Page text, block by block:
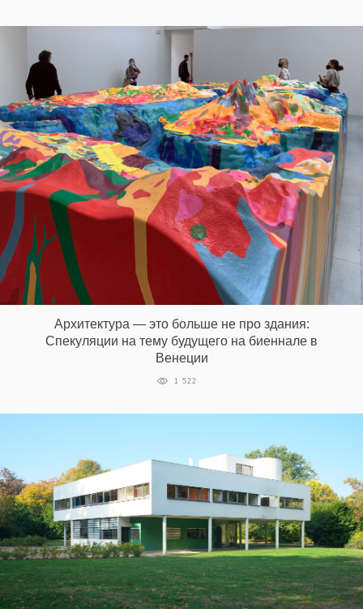
Архитектура — это больше не про здания:
Спекуляции на тему будущего на биеннале в
Венеции
1 522